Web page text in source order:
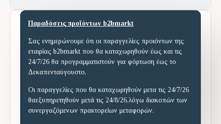
Παραδόσεις προϊόντων b2bmarkt
Σας ενημερώνουμε ότι οι παραγγελίες προιόντων της
εταιρίας b2bmarkt που θα καταχωρηθούν έως και τις
24/7/26 θα προγραμματιστούν για φόρτωση έως το
Δεκαπενταύγουστο,
Οι παραγγελίες που θα καταχωρηθούν μετα τις 24/7/26
θαεξυπηρετηθούν μετά τις 24/8/26,λόγω διακοπών των
συνεργαζόμενων πρακτορείων μεταφορών.